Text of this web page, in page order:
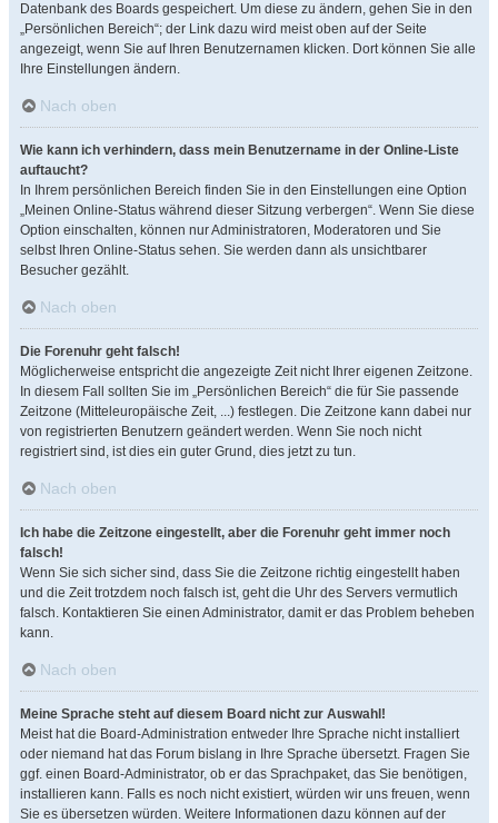
Datenbank des Boards gespeichert. Um diese zu ändern, gehen Sie in den
„Persönlichen Bereich“; der Link dazu wird meist oben auf der Seite
angezeigt, wenn Sie auf Ihren Benutzernamen klicken. Dort können Sie alle
Ihre Einstellungen ändern.
Nach oben
Wie kann ich verhindern, dass mein Benutzername in der Online-Liste
auftaucht?
In Ihrem persönlichen Bereich finden Sie in den Einstellungen eine Option
„Meinen Online-Status während dieser Sitzung verbergen“. Wenn Sie diese
Option einschalten, können nur Administratoren, Moderatoren und Sie
selbst Ihren Online-Status sehen. Sie werden dann als unsichtbarer
Besucher gezählt.
Nach oben
Die Forenuhr geht falsch!
Möglicherweise entspricht die angezeigte Zeit nicht Ihrer eigenen Zeitzone.
In diesem Fall sollten Sie im „Persönlichen Bereich“ die für Sie passende
Zeitzone (Mitteleuropäische Zeit, ...) festlegen. Die Zeitzone kann dabei nur
von registrierten Benutzern geändert werden. Wenn Sie noch nicht
registriert sind, ist dies ein guter Grund, dies jetzt zu tun.
Nach oben
Ich habe die Zeitzone eingestellt, aber die Forenuhr geht immer noch
falsch!
Wenn Sie sich sicher sind, dass Sie die Zeitzone richtig eingestellt haben
und die Zeit trotzdem noch falsch ist, geht die Uhr des Servers vermutlich
falsch. Kontaktieren Sie einen Administrator, damit er das Problem beheben
kann.
Nach oben
Meine Sprache steht auf diesem Board nicht zur Auswahl!
Meist hat die Board-Administration entweder Ihre Sprache nicht installiert
oder niemand hat das Forum bislang in Ihre Sprache übersetzt. Fragen Sie
ggf. einen Board-Administrator, ob er das Sprachpaket, das Sie benötigen,
installieren kann. Falls es noch nicht existiert, würden wir uns freuen, wenn
Sie es übersetzen würden. Weitere Informationen dazu können auf der